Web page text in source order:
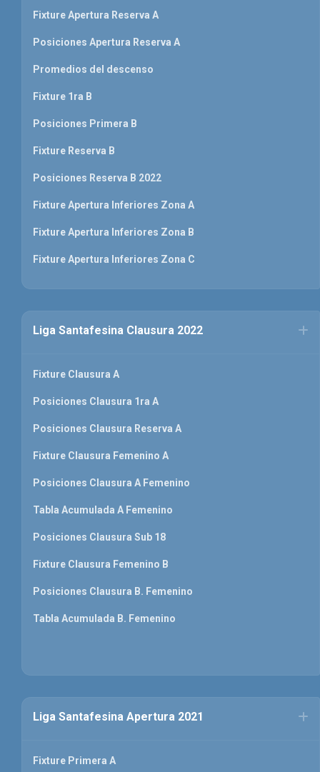
Fixture Apertura Reserva A
Posiciones Apertura Reserva A
Promedios del descenso
Fixture 1ra B
Posiciones Primera B
Fixture Reserva B
Posiciones Reserva B 2022
Fixture Apertura Inferiores Zona A
Fixture Apertura Inferiores Zona B
Fixture Apertura Inferiores Zona C
Liga Santafesina Clausura 2022
Fixture Clausura A
Posiciones Clausura 1ra A
Posiciones Clausura Reserva A
Fixture Clausura Femenino A
Posiciones Clausura A Femenino
Tabla Acumulada A Femenino
Posiciones Clausura Sub 18
Fixture Clausura Femenino B
Posiciones Clausura B. Femenino
Tabla Acumulada B. Femenino
Liga Santafesina Apertura 2021
Fixture Primera A